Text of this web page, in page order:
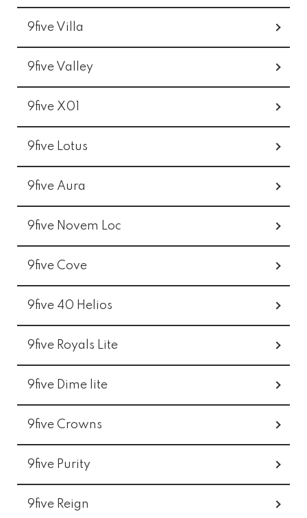
9five Villa
9five Valley
9five X01
9five Lotus
9five Aura
9five Novem Loc
9five Cove
9five 40 Helios
9five Royals Lite
9five Dime lite
9five Crowns
9five Purity
9five Reign